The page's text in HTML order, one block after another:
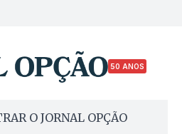
50 ANOS
O JORNAL OPÇÃO